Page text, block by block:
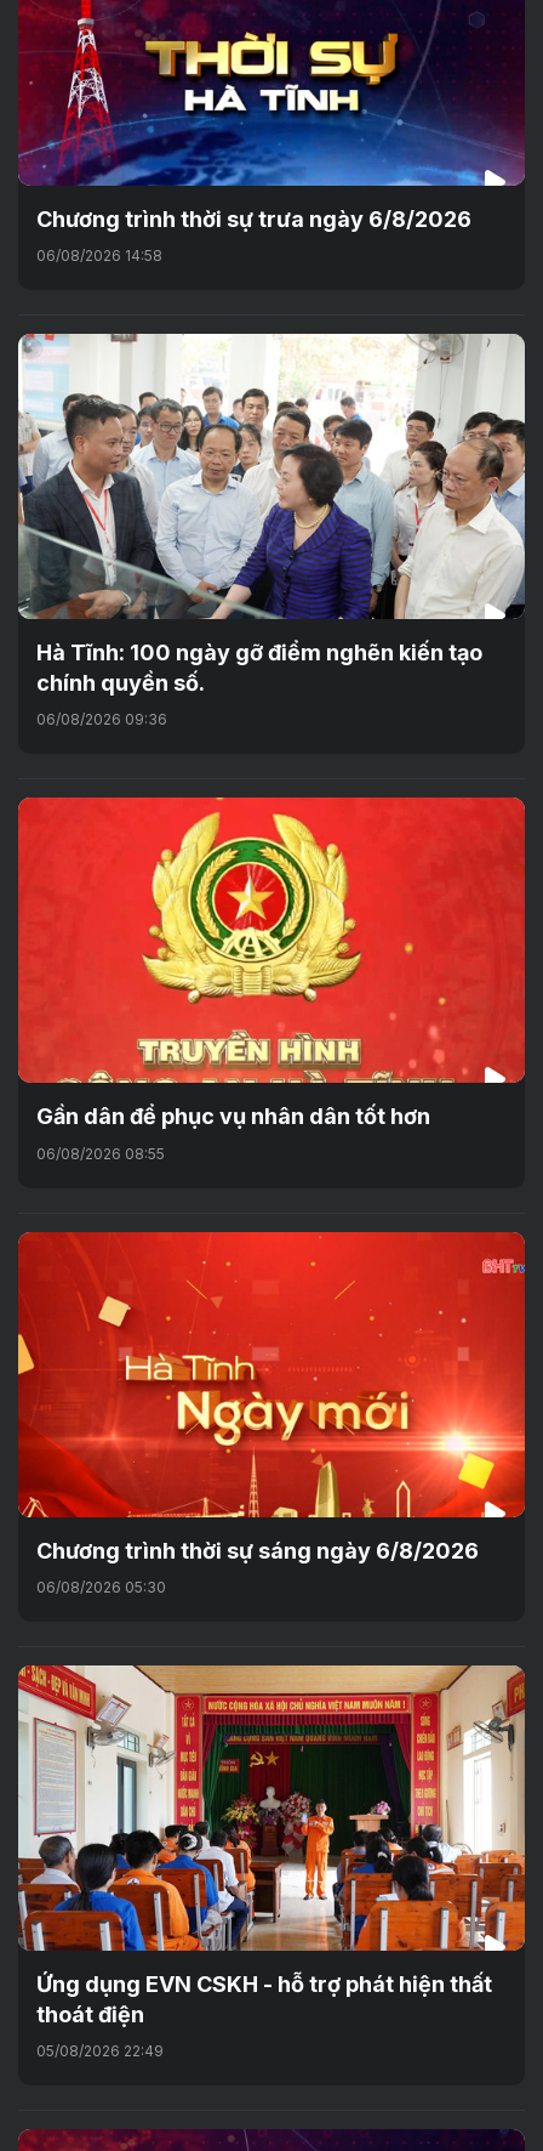
Chương trình thời sự trưa ngày 6/8/2026
06/08/2026 14:58
Hà Tĩnh: 100 ngày gỡ điểm nghẽn kiến tạo
chính quyền số.
06/08/2026 09:36
Gần dân để phục vụ nhân dân tốt hơn
06/08/2026 08:55
Chương trình thời sự sáng ngày 6/8/2026
06/08/2026 05:30
Ứng dụng EVN CSKH - hỗ trợ phát hiện thất
thoát điện
05/08/2026 22:49